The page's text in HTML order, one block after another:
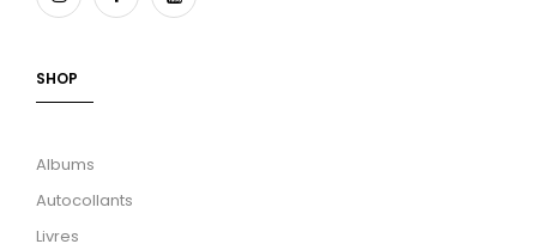
SHOP
Albums
Autocollants
Livres